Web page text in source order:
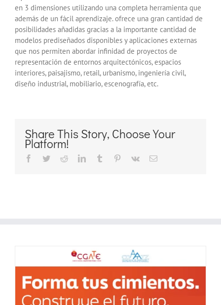
en 3 dimensiones utilizando una completa herramienta que
además de un fácil aprendizaje. ofrece una gran cantidad de
posibilidades añadidas gracias a la importante cantidad de
modelos prediseñados disponibles y aplicaciones externas
que nos permiten abordar infinidad de proyectos de
representación de entornos arquitectónicos, espacios
interiores, paisajismo, retail, urbanismo, ingeniería civil,
diseño industrial, mobiliario, escenografía, etc.
Share This Story, Choose Your
Platform!
Facebook
TwitterRedditLinkedInTumblr Pinterest
Vk
Correo